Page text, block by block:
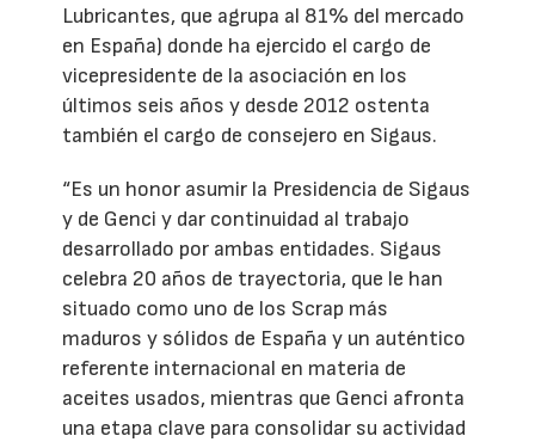
Lubricantes, que agrupa al 81% del mercado
en España) donde ha ejercido el cargo de
vicepresidente de la asociación en los
últimos seis años y desde 2012 ostenta
también el cargo de consejero en Sigaus.
“Es un honor asumir la Presidencia de Sigaus
y de Genci y dar continuidad al trabajo
desarrollado por ambas entidades. Sigaus
celebra 20 años de trayectoria, que le han
situado como uno de los Scrap más
maduros y sólidos de España y un auténtico
referente internacional en materia de
aceites usados, mientras que Genci afronta
una etapa clave para consolidar su actividad